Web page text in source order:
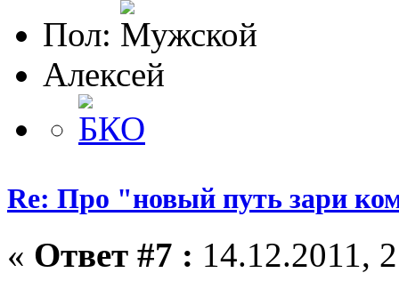
Пол:
Алексей
Re: Про "новый путь зари
« Ответ #7 : 14.12.2011,